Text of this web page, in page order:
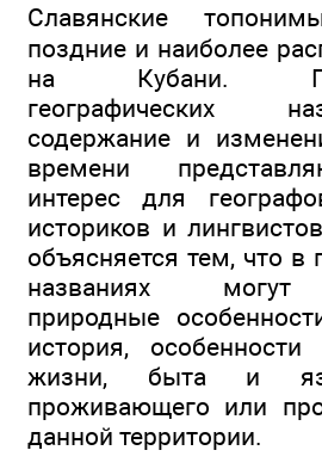
Славянские
поздние и наиболее
на Кубани.
географических
содержание и
времени
интерес для
историков и
объясняется тем, что в
названиях могут
природные
история, особенности
жизни, быта и
проживающего или
данной территории.